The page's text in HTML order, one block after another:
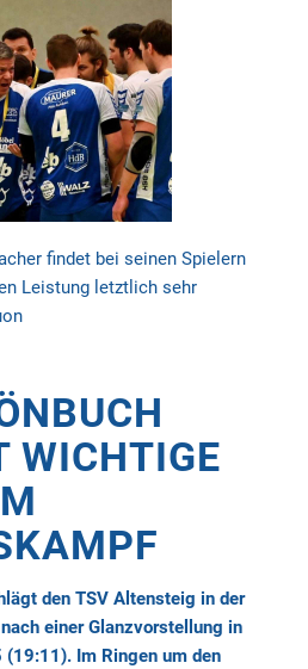
findet bei seinen Spielern
Leistung letztlich sehr
WICHTIGE
den TSV Altensteig in der
einer Glanzvorstellung in
Im Ringen um den